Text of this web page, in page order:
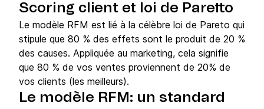
Scoring client et loi de Paretto
Le modèle RFM est lié à la célèbre loi de Pareto qui
stipule que 80 % des effets sont le produit de 20 %
des causes. Appliquée au marketing, cela signifie
que 80 % de vos ventes proviennent de 20% de
vos clients (les meilleurs).
Le modèle RFM: un standard